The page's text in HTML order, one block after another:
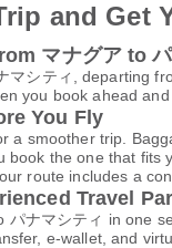
and Get
マナグア to パ
マシティ, departing
you book ahead
You Fly
a smoother trip.
book the one that
route includes a
Travel
パナマシティ in one
e-wallet, and